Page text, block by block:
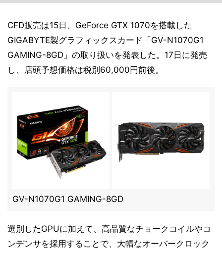
CFD販売は15日、GeForce GTX 1070を搭載した
GIGABYTE製グラフィックスカード「GV-N1070G1
GAMING-8GD」の取り扱いを発表した。17日に発売
し、店頭予想価格は税別60,000円前後。
GV-N1070G1 GAMING-8GD
選別したGPUに加えて、高品質なチョークコイルやコ
ンデンサを採用することで、大幅なオーバークロック